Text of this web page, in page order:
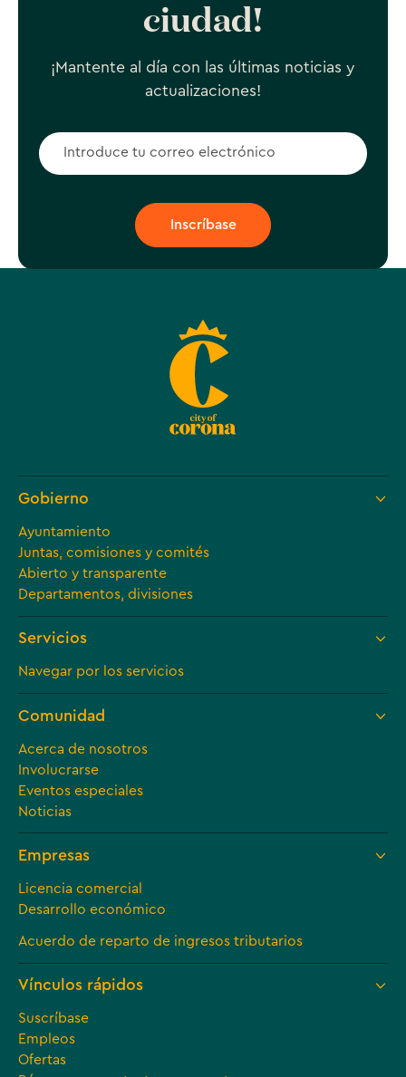
ciudad!
¡Mantente al día con las últimas noticias y
actualizaciones!
Gobierno
Ayuntamiento
Juntas, comisiones y comités
Abierto y transparente
Departamentos, divisiones
Servicios
Navegar por los servicios
Comunidad
Acerca de nosotros
Involucrarse
Eventos especiales
Noticias
Empresas
Licencia comercial
Desarrollo económico
Acuerdo de reparto de ingresos tributarios
Vínculos rápidos
Suscríbase
Empleos
Ofertas